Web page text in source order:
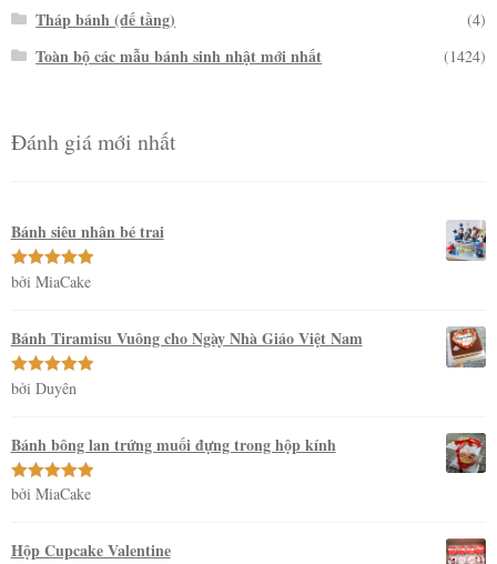
Tháp bánh (đế tầng) (4)
Toàn bộ các mẫu bánh sinh nhật mới nhất (1424)
Đánh giá mới nhất
Bánh siêu nhân bé trai
Được xếp
bởi MiaCake
Bánh Tiramisu Vuông cho Ngày Nhà Giáo Việt Nam
Được xếp
bởi Duyên
Bánh bông lan trứng muối đựng trong hộp kính
Được xếp
bởi MiaCake
Hộp Cupcake Valentine